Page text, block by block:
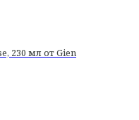
230 мл от Gien